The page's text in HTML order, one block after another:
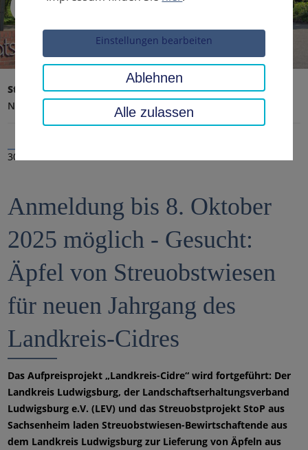
Startseite Landratsamt, Landkreis
Aktuelles
Nachrichten
30.09.2025
Anmeldung bis 8. Oktober
2025 möglich - Gesucht:
Äpfel von Streuobstwiesen
für neuen Jahrgang des
Landkreis-Cidres
Das Aufpreisprojekt „Landkreis-Cidre“ wird fortgeführt: Der
Landkreis Ludwigsburg, der Landschaftserhaltungsverband
Ludwigsburg e.V. (LEV) und das Streuobstprojekt StoP aus
Sachsenheim laden Streuobstwiesen-Bewirtschaftende aus
dem Landkreis Ludwigsburg zur Lieferung von Äpfeln aus
Einstellungen bearbeiten
Ablehnen
Alle zulassen